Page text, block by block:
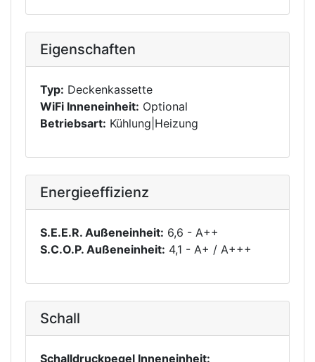
Eigenschaften
Typ: Deckenkassette
WiFi Inneneinheit: Optional
Betriebsart: Kühlung|Heizung
Energieeffizienz
S.E.E.R. Außeneinheit: 6,6 - A++
S.C.O.P. Außeneinheit: 4,1 - A+ / A+++
Schall
Schalldruckpegel Inneneinheit: